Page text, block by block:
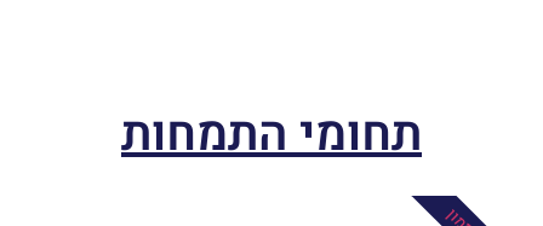
תחומי התמחות